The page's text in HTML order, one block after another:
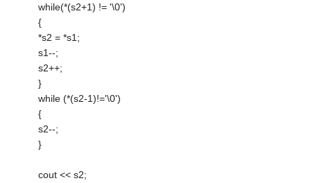
while(*(s2+1) != '\0')
{
*s2 = *s1;
s1--;
s2++;
}
while (*(s2-1)!='\0')
{
s2--;
}
cout << s2;